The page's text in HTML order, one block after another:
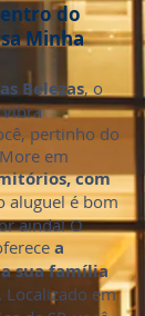
do
Minha
Belezas, o
pertinho do
em
com
aluguel é bom
ainda! O
a
sua família
. Localizado em